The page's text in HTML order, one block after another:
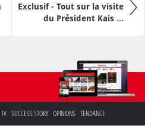
Exclusif - Tout sur la visite
du Président Kais ...
SUCCESS STORY OPINIONS TENDANCE